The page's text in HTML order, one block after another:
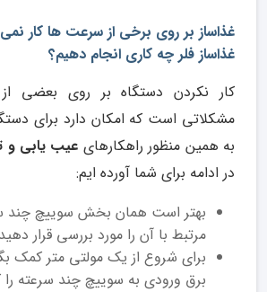
غذاساز بر روی برخی از سرعت ها کار نمی
غذاساز فلر چه کاری انجام دهیم؟
کار نکردن دستگاه بر روی بعضی
مشکلاتی است که امکان دارد برای
به همین منظور راهکارهای عیب یابی و
در ادامه برای شما آورده ایم:
بهتر است همان بخش سوییچ چند
مرتبط با آن را مورد بررسی قرار
برای شروع از یک مولتی متر کمک
برق ورودی به سوییچ چند سرعته را